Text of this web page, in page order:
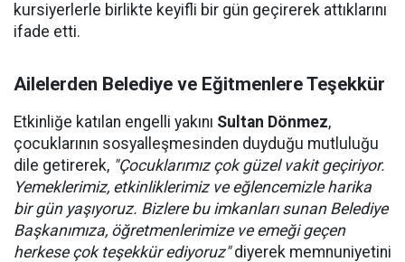
kursiyerlerle birlikte keyifli bir gün geçirerek attıklarını
ifade etti.
Ailelerden Belediye ve Eğitmenlere Teşekkür
Etkinliğe katılan engelli yakını Sultan Dönmez,
çocuklarının sosyalleşmesinden duyduğu mutluluğu
dile getirerek, "Çocuklarımız çok güzel vakit geçiriyor.
Yemeklerimiz, etkinliklerimiz ve eğlencemizle harika
bir gün yaşıyoruz. Bizlere bu imkanları sunan Belediye
Başkanımıza, öğretmenlerimize ve emeği geçen
herkese çok teşekkür ediyoruz"diyerek memnuniyetini